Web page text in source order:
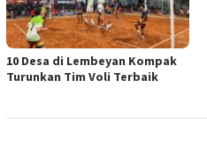
10 Desa di Lembeyan Kompak
Turunkan Tim Voli Terbaik